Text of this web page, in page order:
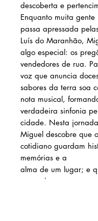
descoberta e
Enquanto muita gente
passa apressada
Luís do Maranhão,
algo especial: os
vendedores de rua.
voz que anuncia
sabores da terra soa
nota musical,
verdadeira sinfonia
cidade. Nesta
Miguel descobre que
cotidiano guardam
memórias e a
alma de um lugar; e
vezes, basta escutar